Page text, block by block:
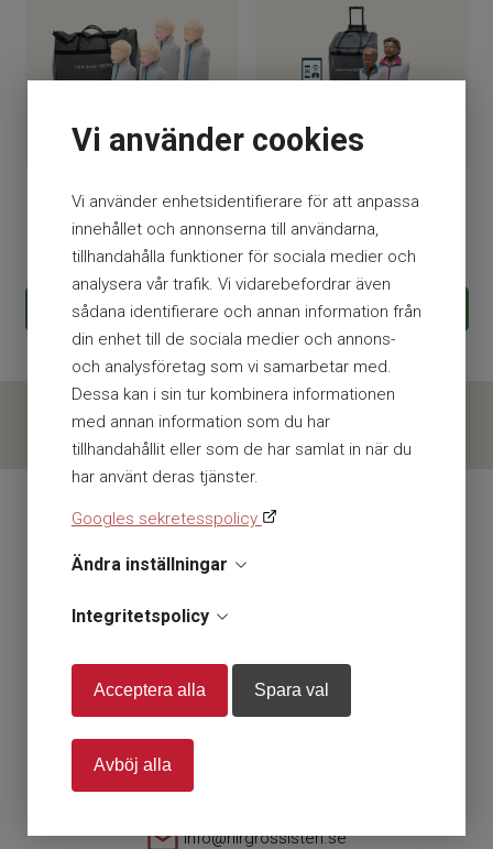
Vi använder cookies
Vi använder enhetsidentifierare för att anpassa
innehållet och annonserna till användarna,
tillhandahålla funktioner för sociala medier och
analysera vår trafik. Vi vidarebefordrar även
sådana identifierare och annan information från
din enhet till de sociala medier och annons-
och analysföretag som vi samarbetar med.
Dessa kan i sin tur kombinera informationen
med annan information som du har
tillhandahållit eller som de har samlat in när du
har använt deras tjänster.
Googles sekretesspolicy
Ändra inställningar
Integritetspolicy
Acceptera alla Spara val
Avböj alla
med väska
11 238 kr 12 238kr
KÖP
hud
9 238 kr 9 738kr
KÖP
Inkl. moms/Exkl. moms
info@hlrgrossisten.se